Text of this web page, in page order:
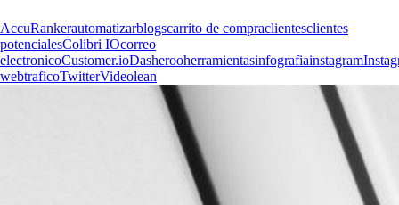
AccuRankerautomatizarblogscarrito de compraclientesclientes
potencialesColibri IOcorreo
electronicoCustomer.ioDasherooherramientasinfografiainstagram
webtraficoTwitterVideolean